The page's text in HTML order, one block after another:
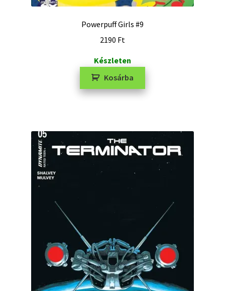
Powerpuff Girls #9
2190 Ft
Készleten
Kosárba